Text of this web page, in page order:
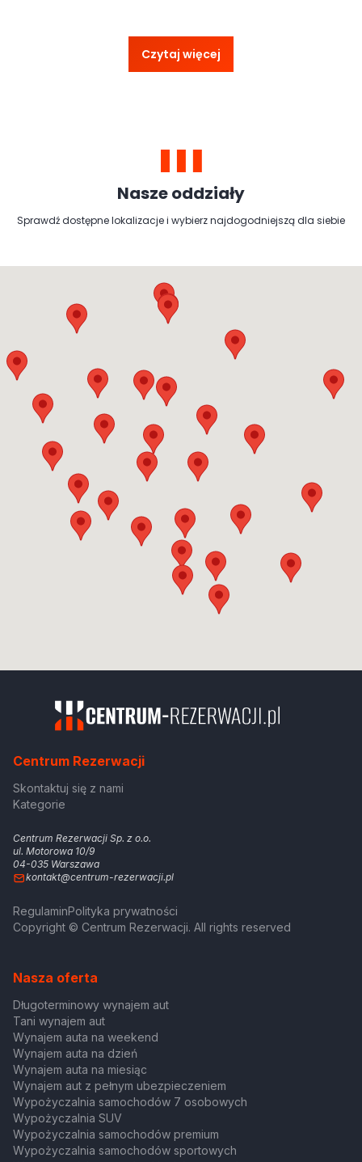
Czytaj więcej
Nasze oddziały
Sprawdź dostępne lokalizacje i wybierz najdogodniejszą dla siebie
Centrum Rezerwacji
Skontaktuj się z nami
Kategorie
Centrum Rezerwacji Sp. z o.o.
ul. Motorowa 10/9
04-035 Warszawa
kontakt@centrum-rezerwacji.pl
Copyright © Centrum Rezerwacji. All rights reserved
RegulaminPolityka prywatności
Nasza oferta
Długoterminowy wynajem aut
Tani wynajem aut
Wynajem auta na weekend
Wynajem auta na dzień
Wynajem auta na miesiąc
Wynajem aut z pełnym ubezpieczeniem
Wypożyczalnia samochodów 7 osobowych
Wypożyczalnia SUV
Wypożyczalnia samochodów premium
Wypożyczalnia samochodów sportowych